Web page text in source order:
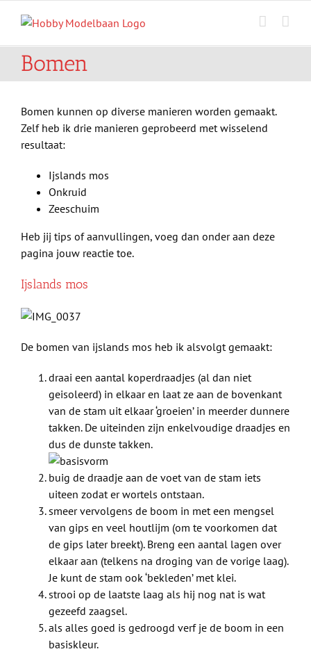
Bomen
Bomen kunnen op diverse manieren worden gemaakt.
Zelf heb ik drie manieren geprobeerd met wisselend
resultaat:
Ijslands mos
Onkruid
Zeeschuim
Heb jij tips of aanvullingen, voeg dan onder aan deze
pagina jouw reactie toe.
Ijslands mos
De bomen van ijslands mos heb ik alsvolgt gemaakt:
draai een aantal koperdraadjes (al dan niet
geisoleerd) in elkaar en laat ze aan de bovenkant
van de stam uit elkaar ‘groeien’ in meerder dunnere
takken. De uiteinden zijn enkelvoudige draadjes en
dus de dunste takken.
buig de draadje aan de voet van de stam iets
uiteen zodat er wortels ontstaan.
smeer vervolgens de boom in met een mengsel
van gips en veel houtlijm (om te voorkomen dat
de gips later breekt). Breng een aantal lagen over
elkaar aan (telkens na droging van de vorige laag).
Je kunt de stam ook ‘bekleden’ met klei.
strooi op de laatste laag als hij nog nat is wat
gezeefd zaagsel.
als alles goed is gedroogd verf je de boom in een
basiskleur.